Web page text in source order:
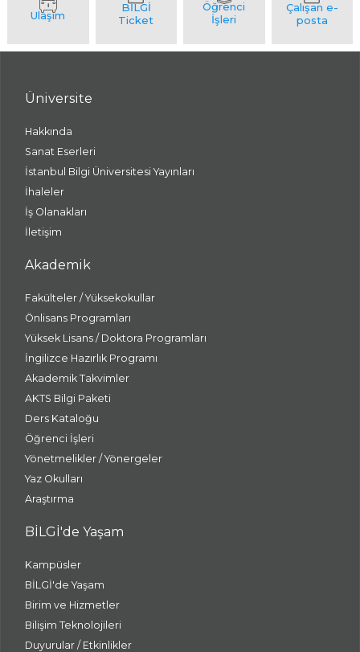
Üniversite
Hakkında
Sanat Eserleri
İstanbul Bilgi Üniversitesi Yayınları
İhaleler
İş Olanakları
İletişim
Akademik
Fakülteler / Yüksekokullar
Önlisans Programları
Yüksek Lisans / Doktora Programları
İngilizce Hazırlık Programı
Akademik Takvimler
AKTS Bilgi Paketi
Ders Kataloğu
Öğrenci İşleri
Yönetmelikler / Yönergeler
Yaz Okulları
Araştırma
BİLGİ'de Yaşam
Kampüsler
BİLGİ'de Yaşam
Birim ve Hizmetler
Bilişim Teknolojileri
Duyurular / Etkinlikler